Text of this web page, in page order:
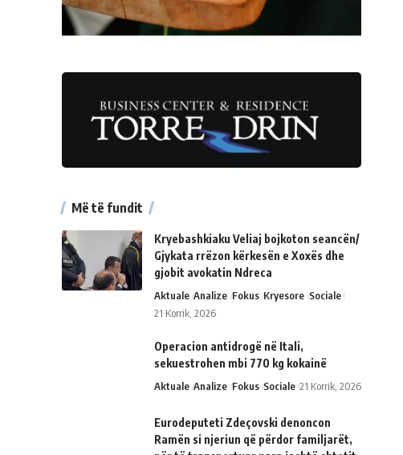
Më të fundit
Kryebashkiaku Veliaj bojkoton seancën/
Gjykata rrëzon kërkesën e Xoxës dhe
gjobit avokatin Ndreca
Aktuale Analize Fokus Kryesore Sociale
21 Korrik, 2026
Operacion antidrogë në Itali,
sekuestrohen mbi 770 kg kokainë
Aktuale Analize Fokus Sociale 21 Korrik, 2026
Eurodeputeti Zdeçovski denoncon
Ramën si njeriun që përdor familjarët,